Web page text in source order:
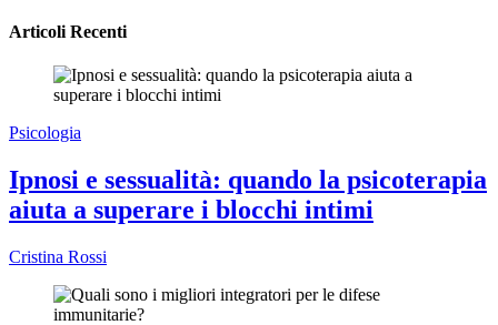
Articoli Recenti
Psicologia
Ipnosi e sessualità: quando la psicoterapia
aiuta a superare i blocchi intimi
Cristina Rossi